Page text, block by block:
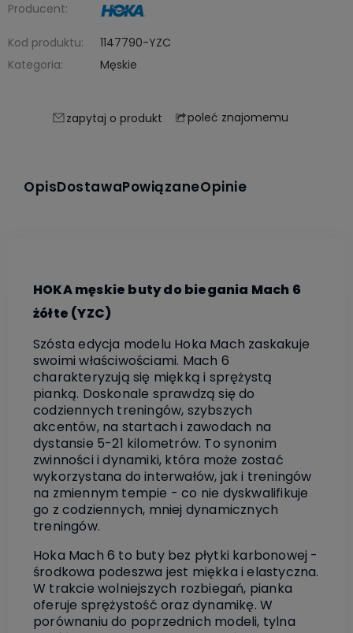
Producent:
Kod produktu:
1147790-YZC
Kategoria:
Męskie
zapytaj o produkt poleć znajomemu
OpisDostawaPowiązaneOpinie
HOKA męskie buty do biegania Mach 6
żółte (YZC)
Szósta edycja modelu Hoka Mach zaskakuje
swoimi właściwościami. Mach 6
charakteryzują się miękką i sprężystą
pianką. Doskonale sprawdzą się do
codziennych treningów, szybszych
akcentów, na startach i zawodach na
dystansie 5-21 kilometrów. To synonim
zwinności i dynamiki, która może zostać
wykorzystana do interwałów, jak i treningów
na zmiennym tempie - co nie dyskwalifikuje
go z codziennych, mniej dynamicznych
treningów.
Hoka Mach 6 to buty bez płytki karbonowej -
środkowa podeszwa jest miękka i elastyczna.
W trakcie wolniejszych rozbiegań, pianka
oferuje sprężystość oraz dynamikę. W
porównaniu do poprzednich modeli, tylna